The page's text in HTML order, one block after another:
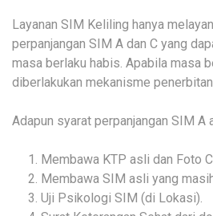
Layanan SIM Keliling hanya
perpanjangan SIM A dan C yang
masa berlaku habis. Apabila masa
diberlakukan mekanisme
Adapun syarat perpanjangan SIM A
Membawa KTP asli dan Foto
Membawa SIM asli yang
Uji Psikologi SIM (di Lokasi).